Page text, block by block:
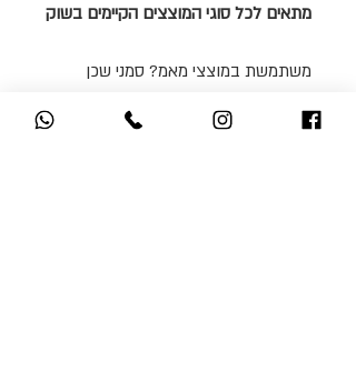
מתאים לכל סוגי המוצצים הקיימים בשוק
משתמשת במוצצי מאמ? סמני שכן